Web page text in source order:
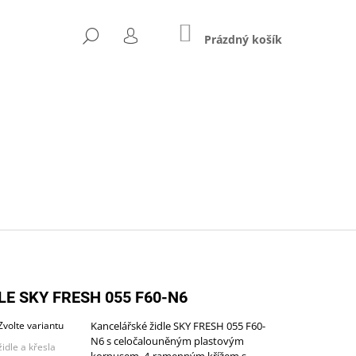
HLEDAT
PŘIHLÁŠENÍ
NÁKUPNÍ
KOŠÍK
Prázdný košík
SKY FRESH 055 F60-N6
variantu
a křesla
Kancelářské židle SKY FRESH 055 F60-
N6 s celočalouněným plastovým
(A-STJ-02)